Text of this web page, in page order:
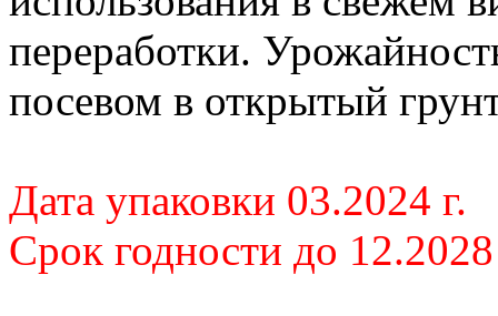
переработки.
посевом в открытый
Дата упаковки 03.2024 г.
Срок годности до 12.2028